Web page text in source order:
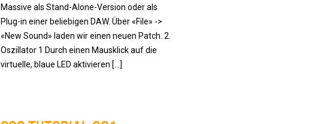
Massive als Stand-Alone-Version oder als
Plug-in einer beliebigen DAW. Über «File» ->
«New Sound» laden wir einen neuen Patch. 2.
Oszillator 1 Durch einen Mausklick auf die
virtuelle, blaue LED aktivieren […]